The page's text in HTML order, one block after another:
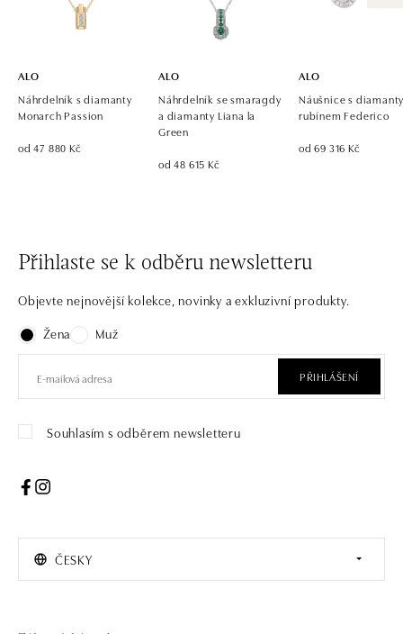
ALO
Náhrdelník s diamanty
Monarch Passion
od 47 880 Kč
ALO
Náhrdelník se smaragdy
a diamanty Liana la
Green
od 48 615 Kč
ALO
Náušnice s
rubínem Federico
od 69 316 Kč
Přihlaste se k odběru newsletteru
Objevte nejnovější kolekce, novinky a exkluzivní produkty.
Žena
Muž
PŘIHLÁŠENÍ
Souhlasím s odběrem newsletteru
ČESKY